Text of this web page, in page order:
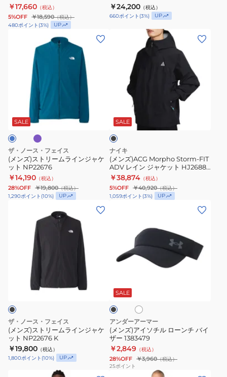
ジ
ャ
IF2105-
￥17,660 （税込）
5%OFF ￥18,590（税込）
480ポイント (3%) UP
￥24,200 （税込）
660ポイント (3%) UP
ム
ラ
イ
ン
ジ
ャ
ケ
NP22676
SALE
ザ・ノース・フェイス
(メンズ)ストリームラインジャケ
ット NP22676
￥14,190 （税込）
28%OFF ￥19,800（税込）
1,290ポイント (10%) UP
ズ)ACG
Morpho
Storm-
レ
イ
ン
ジ
ャ
ケ
ッ
SALE
ッ
ナイキ
(メンズ)ACG Morpho Storm-FIT
ADV レイン ジャケット HJ2688-
010
￥38,874 （税込）
5%OFF ￥40,920（税込）
1,059ポイント (3%) UP
ラ
イ
ン
ジ
ャ
ザ・ノース・フェイス
(メンズ)ストリームラインジャケ
ット NP22676 K
￥19,800 （税込）
1,800ポイント (10%) UP
ル
ロ
ー
ン
チ
バ
イ
SALE
ラ ワ
イ
アンダーアーマー
(メンズ)アイソチル ローンチ バイ
ザー 1383479
￥2,849 （税込）
28%OFF ￥3,960（税込）
25ポイント